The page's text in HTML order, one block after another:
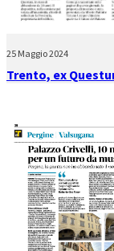
25 Maggio 2024
Trento, ex